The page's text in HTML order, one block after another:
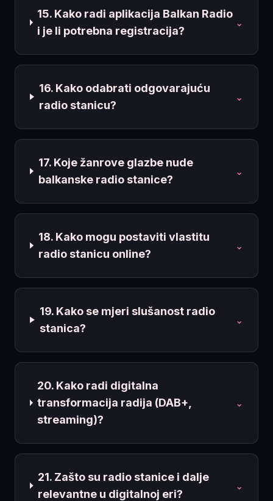
15. Kako radi aplikacija Balkan Radio
i je li potrebna registracija?
⌄
16. Kako odabrati odgovarajuću
radio stanicu?
⌄
17. Koje žanrove glazbe nude
balkanske radio stanice?
⌄
18. Kako mogu postaviti vlastitu
radio stanicu online?
⌄
19. Kako se mjeri slušanost radio
stanica?
⌄
20. Kako radi digitalna
transformacija radija (DAB+,
streaming)?
⌄
21. Zašto su radio stanice i dalje
relevantne u digitalnoj eri?
⌄